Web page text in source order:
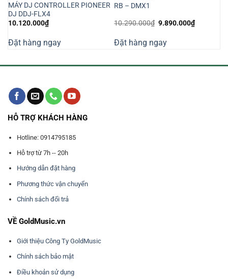
MÁY DJ CONTROLLER PIONEER
DJ DDJ-FLX4
10.120.000₫
Đặt hàng ngay
RB – DMX1
10.290.000₫ Giá
10.290.000₫.
9.890.000₫Giá
hiện
Đặt hàng ngay
HỖ TRỢ KHÁCH HÀNG
Hotline: 0914795185
Hỗ trợ từ 7h -- 20h
Hướng dẫn đặt hàng
Phương thức vận chuyển
Chính sách đổi trả
VỀ GoldMusic.vn
Giới thiệu Công Ty GoldMusic
Chính sách bảo mật
Điều khoản sử dụng